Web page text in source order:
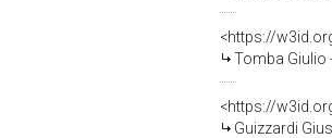
<https://
Tomba Giulio
<https://
Guizzardi